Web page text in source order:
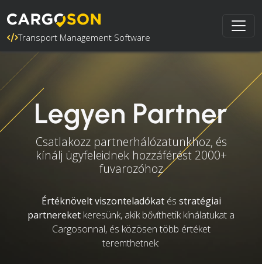
Transport Management Software
Legyen Partner
Csatlakozz partnerhálózatunkhoz, és
kínálj ügyfeleidnek hozzáférést 2000+
fuvarozóhoz
Értéknövelt viszonteladókatés stratégiai
partnereket keresünk, akik bővíthetik kínálatukat a
Cargosonnal, és közösen több értéket
teremthetnek: